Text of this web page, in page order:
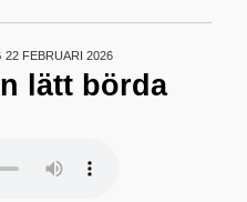
22 FEBRUARI 2026
lätt börda